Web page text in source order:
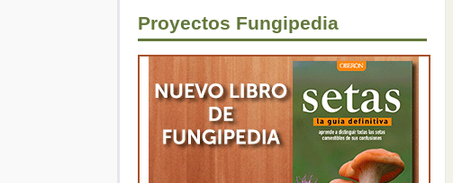
Proyectos Fungipedia